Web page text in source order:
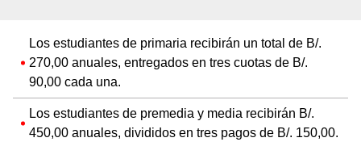
Los estudiantes de primaria recibirán un total de B/.
270,00 anuales, entregados en tres cuotas de B/.
90,00 cada una.
Los estudiantes de premedia y media recibirán B/.
450,00 anuales, divididos en tres pagos de B/. 150,00.